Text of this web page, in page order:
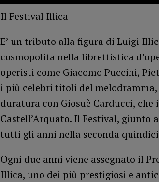
Il Festival Illica
E’ un tributo alla figura di Luigi
cosmopolita nella librettistica
operisti come Giacomo Puccini,
i più celebri titoli del melodramma,
duratura con Giosuè Carducci,
Castell’Arquato. Il Festival, giunto
tutti gli anni nella seconda
Ogni due anni viene assegnato il
Illica, uno dei più prestigiosi e